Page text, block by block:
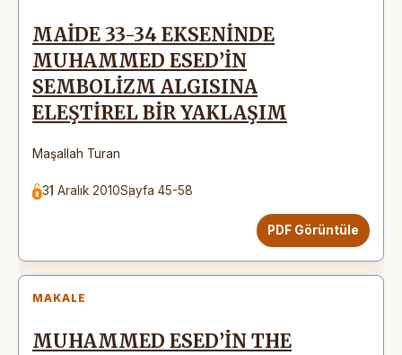
MAİDE 33-34 EKSENİNDE
MUHAMMED ESED’İN
SEMBOLİZM ALGISINA
ELEŞTİREL BİR YAKLAŞIM
Maşallah Turan
31 Aralık 2010Sayfa 45-58
PDF Görüntüle
MAKALE
MUHAMMED ESED’İN THE